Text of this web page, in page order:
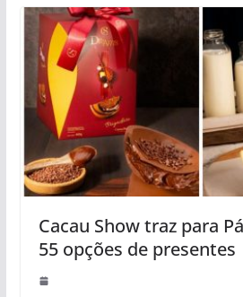
Cacau Show traz para
55 opções de presentes